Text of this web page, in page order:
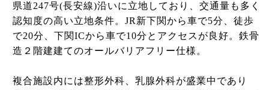
県道247号(長安線)沿いに立地しており、交通量も多く
認知度の高い立地条件。JR新下関から車で5分、徒歩
で20分、下関ICから車で10分とアクセスが良好。鉄骨
造２階建建てのオールバリアフリー仕様。
複合施設内には整形外科、乳腺外科が盛業中であり